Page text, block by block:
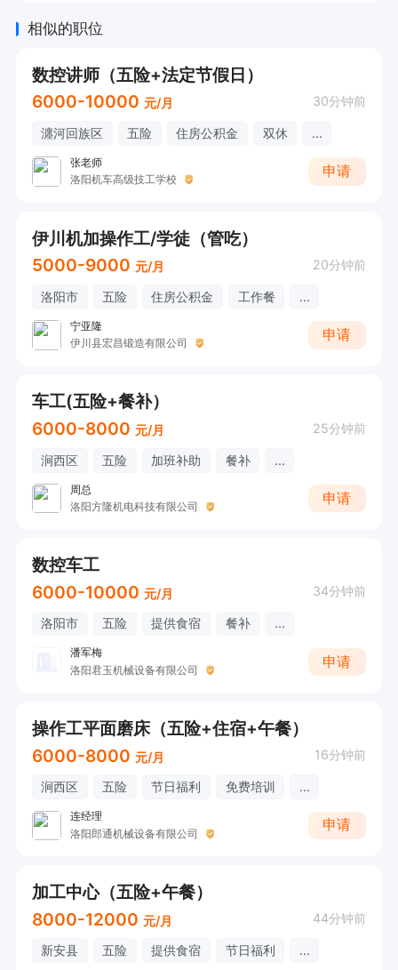
相似的职位
数控讲师（五险+法定节假日）
6000-10000 元/月 30分钟前
瀍河回族区 五险 住房公积金 双休 ...
张老师
洛阳机车高级技工学校
申请
伊川机加操作工/学徒（管吃）
5000-9000 元/月 20分钟前
洛阳市 五险 住房公积金 工作餐 ...
宁亚隆
伊川县宏昌锻造有限公司
申请
车工(五险+餐补）
6000-8000 元/月 25分钟前
涧西区 五险 加班补助 餐补 ...
周总
洛阳方隆机电科技有限公司
申请
数控车工
6000-10000 元/月 34分钟前
洛阳市 五险 提供食宿 餐补 ...
潘军梅
洛阳君玉机械设备有限公司
申请
操作工平面磨床（五险+住宿+午餐）
6000-8000 元/月 16分钟前
涧西区 五险 节日福利 免费培训 ...
连经理
洛阳郎通机械设备有限公司
申请
加工中心（五险+午餐）
8000-12000 元/月 44分钟前
新安县 五险 提供食宿 节日福利 ...